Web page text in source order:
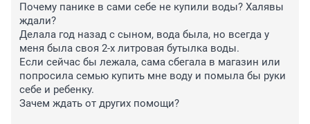
Почему панике в сами себе не купили воды? Халявы
ждали?
Делала год назад с сыном, вода была, но всегда у
меня была своя 2-х литровая бутылка воды.
Если сейчас бы лежала, сама сбегала в магазин или
попросила семью купить мне воду и помыла бы руки
себе и ребенку.
Зачем ждать от других помощи?